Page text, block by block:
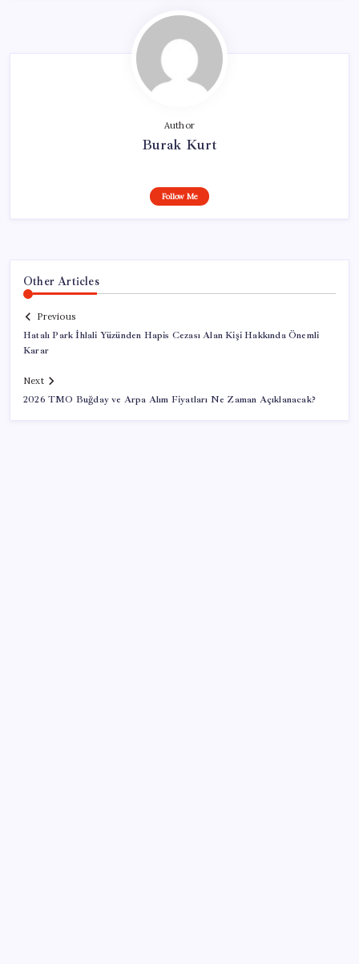
Author
Burak Kurt
Follow Me
Other Articles
Previous
Hatalı Park İhlali Yüzünden Hapis Cezası Alan Kişi Hakkında Önemli
Karar
Next
2026 TMO Buğday ve Arpa Alım Fiyatları Ne Zaman Açıklanacak?